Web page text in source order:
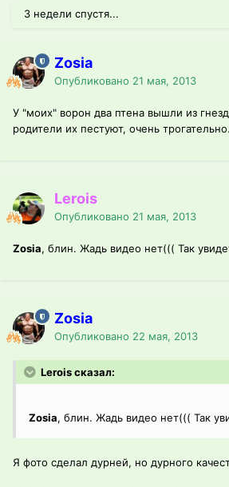
3 недели спустя...
Zosia
Опубликовано 21 мая, 2013
У "моих" ворон два птена вышли из
родители их пестуют, очень трогательно.
Lerois
Опубликовано 21 мая, 2013
Zosia, блин. Жадь видео нет((( Так
Zosia
Опубликовано 22 мая, 2013
Lerois сказал:
Zosia, блин. Жадь видео нет((( Так
Я фото сделал дурней, но дурного